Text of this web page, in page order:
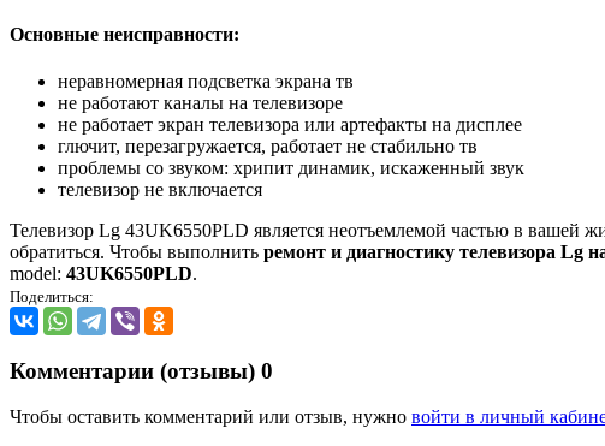
Основные неисправности:
неравномерная подсветка экрана тв
не работают каналы на телевизоре
не работает экран телевизора или артефакты на дисплее
глючит, перезагружается, работает не стабильно тв
проблемы со звуком: хрипит динамик, искаженный звук
телевизор не включается
Телевизор Lg 43UK6550PLD является неотъемлемой частью в вашей
обратиться. Чтобы выполнить ремонт и диагностику телевизора Lg
model: 43UK6550PLD.
Поделиться:
Комментарии (отзывы) 0
Чтобы оставить комментарий или отзыв, нужно войти в личный